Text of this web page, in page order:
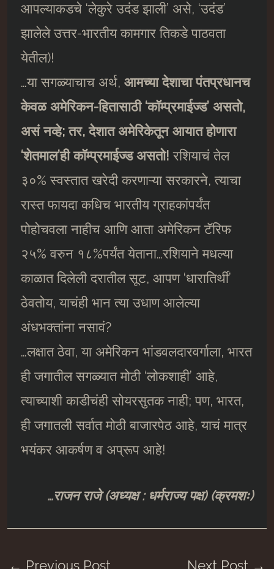
आपल्याकडचे ‘लेकुरे उदंड झाली’ असे, ‘उदंड’
झालेले उत्तर-भारतीय कामगार तिकडे पाठवता
येतील)!
…या सगळ्याचाच अर्थ, आमच्या देशाचा पंतप्रधानच
केवळ अमेरिकन-हितासाठी ‘काॅम्प्रमाईज्ड’ असतो,
असं नव्हे; तर, देशात अमेरिकेतून आयात होणारा
‘शेतमाल’ही काॅम्प्रमाईज्ड असतो! रशियाचं तेल
३०% स्वस्तात खरेदी करणाऱ्या सरकारने, त्याचा
रास्त फायदा कधिच भारतीय ग्राहकांपर्यंत
पोहोचवला नाहीच आणि आता अमेरिकन टॅरिफ
२५% वरुन १८%पर्यंत येताना…रशियाने मधल्या
काळात दिलेली दरातील सूट, आपण ‘धारातिर्थी’
ठेवतोय, याचंही भान त्या उधाण आलेल्या
अंधभक्तांना नसावं?
…लक्षात ठेवा, या अमेरिकन भांडवलदारवर्गाला, भारत
ही जगातील सगळ्यात मोठी ‘लोकशाही’ आहे,
त्याच्याशी काडीचंही सोयरसुतक नाही; पण, भारत,
ही जगातली सर्वात मोठी बाजारपेठ आहे, याचं मात्र
भयंकर आकर्षण व अप्रूप आहे!
…राजन राजे (अध्यक्ष : धर्मराज्य पक्ष) (क्रमशः)
Post
← Previous Post Next Post →